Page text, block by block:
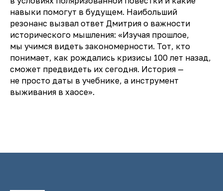
навыки помогут в будущем. Наибольший
резонанс вызвал ответ Дмитрия о важности
исторического мышления: «Изучая прошлое,
мы учимся видеть закономерности. Тот, кто
понимает, как рождались кризисы 100 лет назад,
сможет предвидеть их сегодня. История —
не просто даты в учебнике, а инструмент
выживания в хаосе».